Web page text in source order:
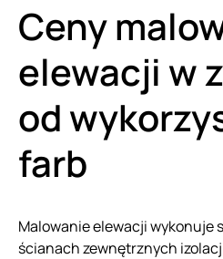
Ceny
elewacji w
od
farb
Malowanie elewacji wykonuje
ścianach zewnętrznych